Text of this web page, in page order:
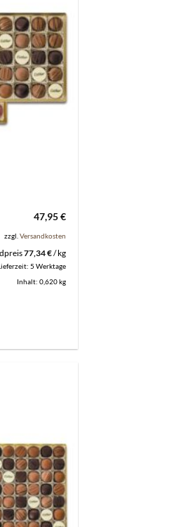
47,95€
zzgl. Versandkosten
77,34€/kg
5 Werktage
Inhalt: 0,620kg